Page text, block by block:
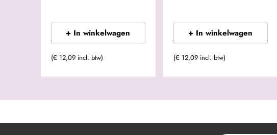
+ In winkelwagen
(€ 12,09 incl. btw)
+ In winkelwagen
(€ 12,09 incl. btw)